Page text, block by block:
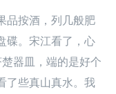
品按酒，列几般肥
碟。宋江看了，心
器皿，端的是好个
了些真山真水。我